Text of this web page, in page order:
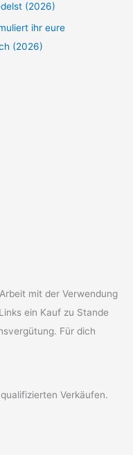
(2026)
ihr eure
(2026)
mit der Verwendung
ein Kauf zu Stande
Für dich
Verkäufen.